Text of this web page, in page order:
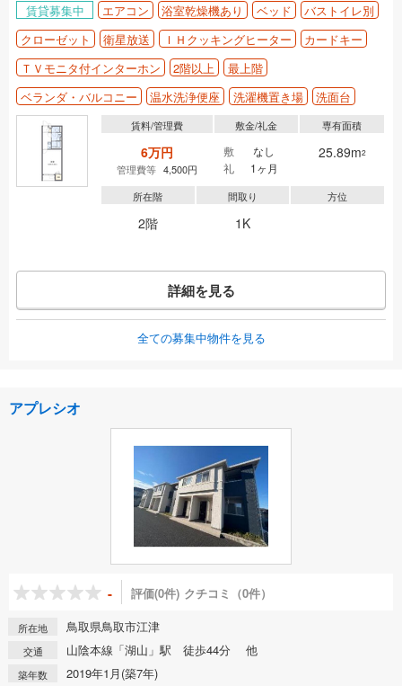
賃貸募集中 エアコン 浴室乾燥機あり ベッド
バストイレ別
クローゼット
衛星放送 ＩＨクッキングヒーター
カードキー
ＴＶモニタ付インターホン
2階以上
最上階
ベランダ・バルコニー
温水洗浄便座 洗濯機置き場 洗面台
賃料/管理費
6万円
管理費等 4,500円
敷金/礼金
敷
なし
礼
1ヶ月
専有面積
25.89m2
所在階
2階
間取り
1K
方位
詳細を見る
全ての募集中物件を見る
アプレシオ
- 評価(0件) クチコミ（0件）
所在地 鳥取県鳥取市江津
交通 山陰本線「湖山」駅 徒歩44分 他
築年数 2019年1月(築7年)